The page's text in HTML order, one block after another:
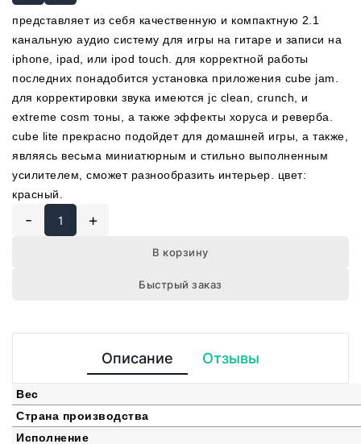
представляет из себя качественную и компактную 2.1
канальную аудио систему для игры на гитаре и записи на
iphone, ipad, или ipod touch. для корректной работы
последних понадобится установка приложения сube jam.
для корректировки звука имеются jc clean, crunch, и
extreme cosm тоны, а также эффекты хоруса и реверба.
сube lite прекрасно подойдет для домашней игры, а также,
являясь весьма миниатюрным и стильно выполненным
усилителем, сможет разнообразить интерьер. цвет:
красный.
- +
В корзину
Быстрый заказ
Описание Отзывы
Вес
Страна производства
Исполнение